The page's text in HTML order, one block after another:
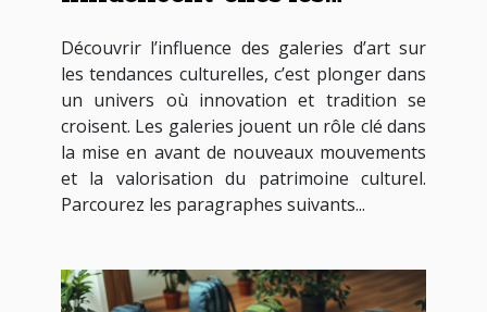
Découvrir l’influence des galeries d’art sur
les tendances culturelles, c’est plonger dans
un univers où innovation et tradition se
croisent. Les galeries jouent un rôle clé dans
la mise en avant de nouveaux mouvements
et la valorisation du patrimoine culturel.
Parcourez les paragraphes suivants...